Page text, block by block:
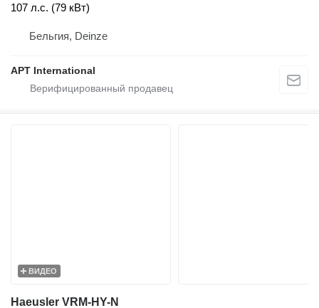
107 л.с. (79 кВт)
Бельгия, Deinze
APT International
ВИДЕО
Haeusler VRM-HY-N